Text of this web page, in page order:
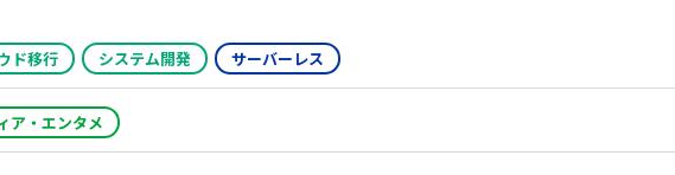
ド移行 システム開発 サーバーレス
ア・エンタメ